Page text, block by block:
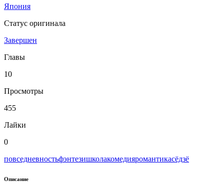
Япония
Статус оригинала
Завершен
Главы
10
Просмотры
455
Лайки
0
повседневностьфэнтезишколакомедияромантикасёдзё
Описание